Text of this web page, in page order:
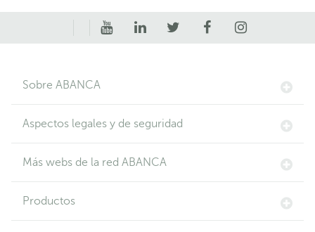
Sobre ABANCA
Aspectos legales y de seguridad
Más webs de la red ABANCA
Productos